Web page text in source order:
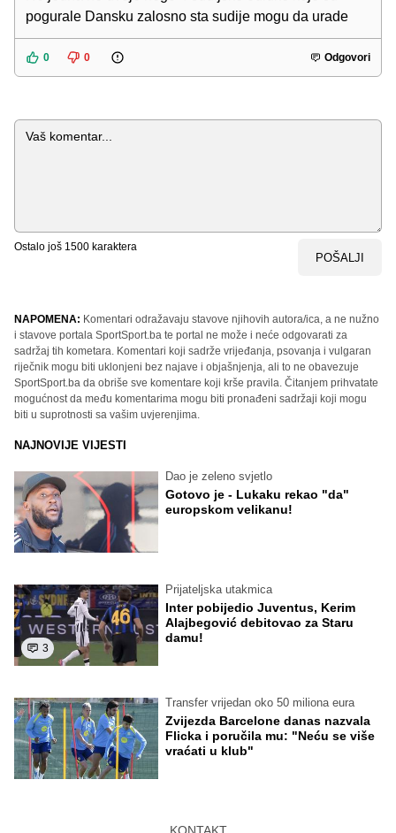
pogurale Dansku zalosno sta sudije mogu da urade
0 0 Odgovori
Komentar
Ostalo još 1500 karaktera
POŠALJI
NAPOMENA: Komentari odražavaju stavove njihovih autora/ica, a ne nužno
i stavove portala SportSport.ba te portal ne može i neće odgovarati za
sadržaj tih kometara. Komentari koji sadrže vrijeđanja, psovanja i vulgaran
riječnik mogu biti uklonjeni bez najave i objašnjenja, ali to ne obavezuje
SportSport.ba da obriše sve komentare koji krše pravila. Čitanjem prihvatate
mogućnost da među komentarima mogu biti pronađeni sadržaji koji mogu
biti u suprotnosti sa vašim uvjerenjima.
NAJNOVIJE VIJESTI
Dao je zeleno svjetlo
Gotovo je - Lukaku rekao "da"
europskom velikanu!
3
Prijateljska utakmica
Inter pobijedio Juventus, Kerim
Alajbegović debitovao za Staru
damu!
Transfer vrijedan oko 50 miliona eura
Zvijezda Barcelone danas nazvala
Flicka i poručila mu: "Neću se više
vraćati u klub"